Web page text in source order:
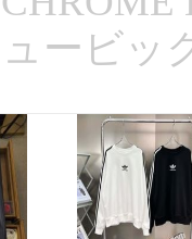
ービッ